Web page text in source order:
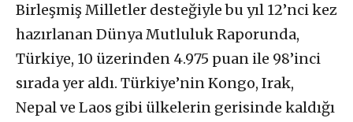
Birleşmiş Milletler desteğiyle bu yıl 12’nci kez
hazırlanan Dünya Mutluluk Raporunda,
Türkiye, 10 üzerinden 4.975 puan ile 98’inci
sırada yer aldı. Türkiye’nin Kongo, Irak,
Nepal ve Laos gibi ülkelerin gerisinde kaldığı